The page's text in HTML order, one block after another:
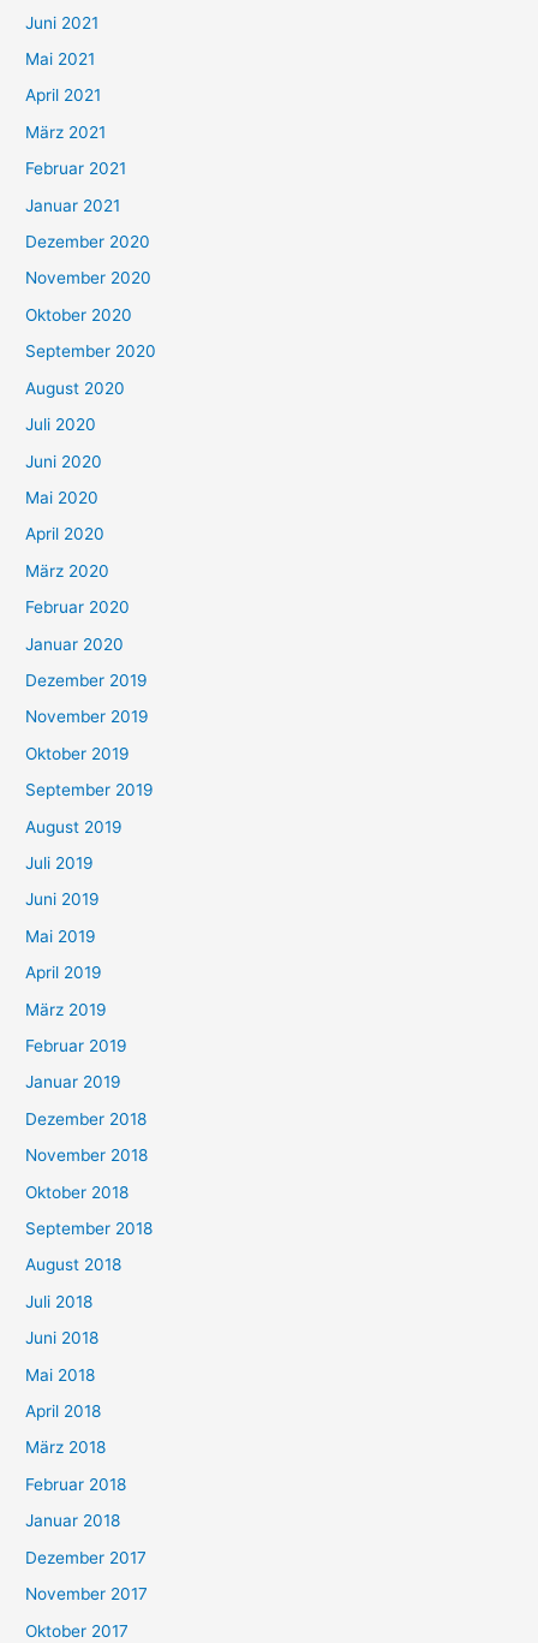
c
h
:
Juni 2021
Mai 2021
April 2021
März 2021
Februar 2021
Januar 2021
Dezember 2020
November 2020
Oktober 2020
September 2020
August 2020
Juli 2020
Juni 2020
Mai 2020
April 2020
März 2020
Februar 2020
Januar 2020
Dezember 2019
November 2019
Oktober 2019
September 2019
August 2019
Juli 2019
Juni 2019
Mai 2019
April 2019
März 2019
Februar 2019
Januar 2019
Dezember 2018
November 2018
Oktober 2018
September 2018
August 2018
Juli 2018
Juni 2018
Mai 2018
April 2018
März 2018
Februar 2018
Januar 2018
Dezember 2017
November 2017
Oktober 2017